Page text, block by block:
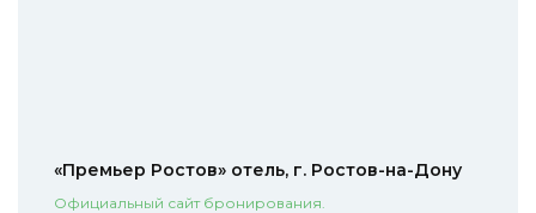
«Премьер Ростов» отель, г. Ростов-на-Дону
Официальный сайт бронирования.